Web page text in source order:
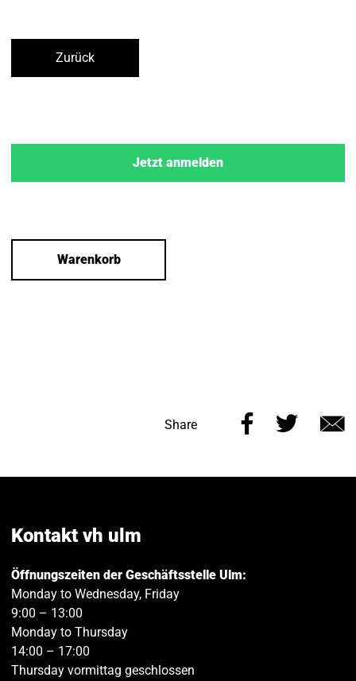
Zurück
Jetzt anmelden
Warenkorb
Share
Share
page
Share
page
Kontakt vh ulm
Öffnungszeiten der Geschäftsstelle Ulm:
Monday to Wednesday, Friday
9:00 – 13:00
Monday to Thursday
14:00 – 17:00
Thursday vormittag geschlossen